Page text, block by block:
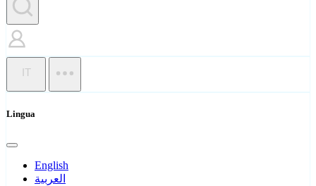
IT
Lingua
English
العربية